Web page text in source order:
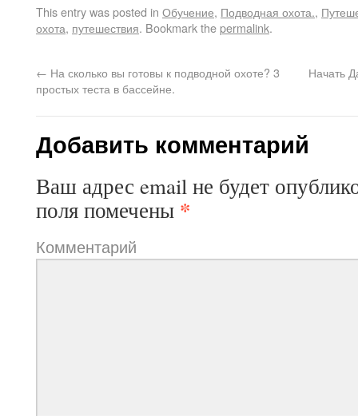
This entry was posted in Обучение, Подводная охота.,
охота, путешествия. Bookmark thepermalink.
← На сколько вы готовы к подводной охоте? 3
простых теста в бассейне.
Начать
Добавить комментарий
Ваш адрес email не будет
поля помечены *
Комментарий